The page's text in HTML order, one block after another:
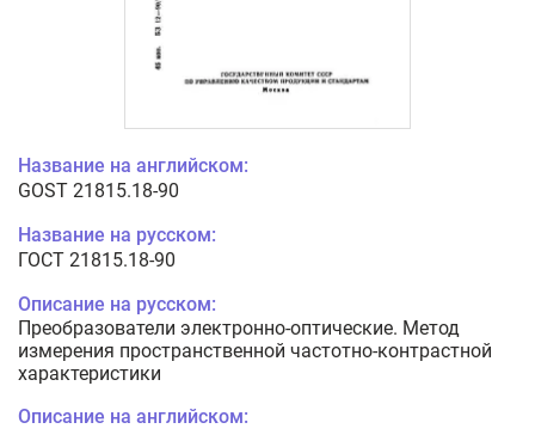
Название на английском:
GOST 21815.18-90
Название на русском:
ГОСТ 21815.18-90
Описание на русском:
Преобразователи электронно-оптические. Метод
измерения пространственной частотно-контрастной
характеристики
Описание на английском: